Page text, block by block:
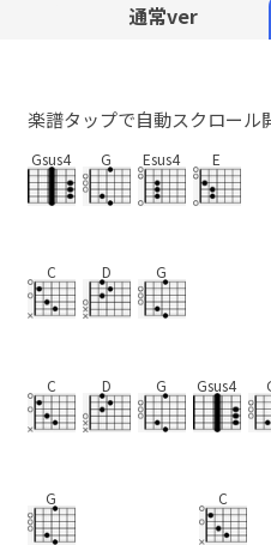
通常ver
楽譜タップで自動スクロール
Gsus4 G Esus4 E
C D G
C D G Gsus4
G C